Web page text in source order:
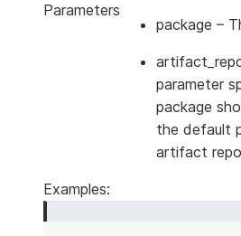
Parameters
package –
parameter
package
the default
artifact
Examples: